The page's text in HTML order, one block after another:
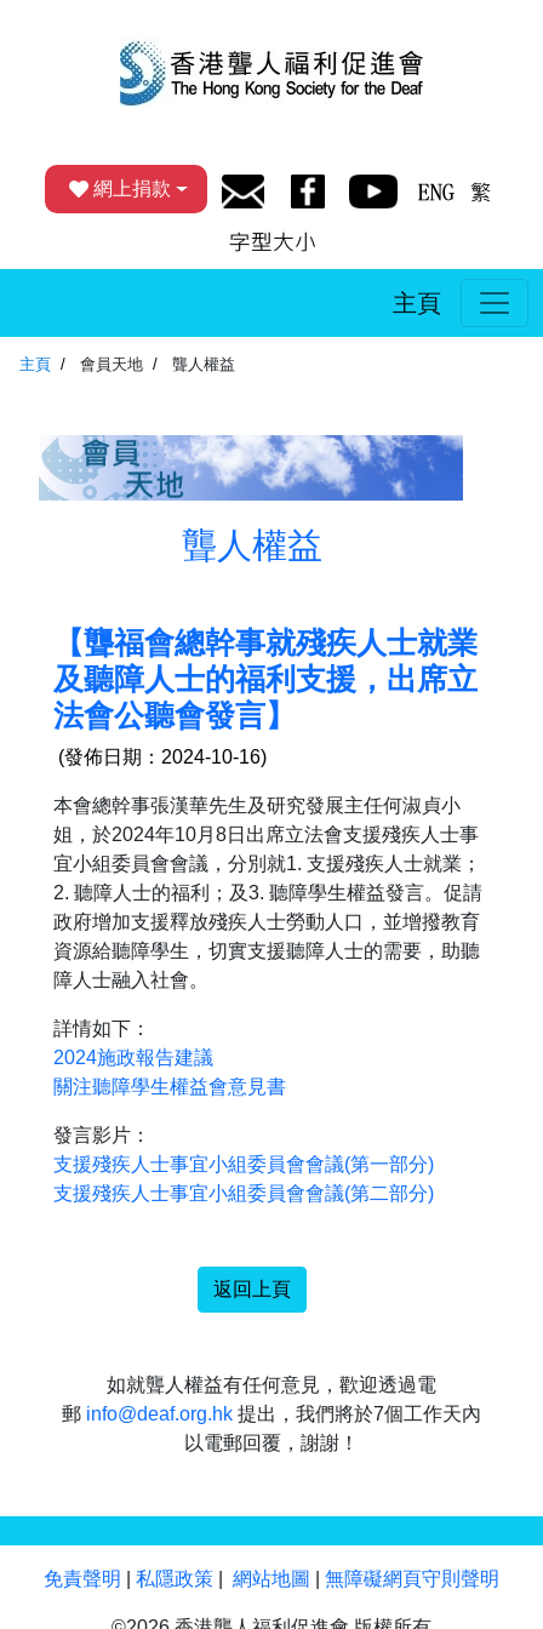
網上捐款
主頁
主頁 會員天地 聾人權益
聾人權益
【聾福會總幹事就殘疾人士就業
及聽障人士的福利支援，出席立
法會公聽會發言】
(發佈日期：2024-10-16)
本會總幹事張漢華先生及研究發展主任何淑貞小
姐，於2024年10月8日出席立法會支援殘疾人士事
宜小組委員會會議，分別就1. 支援殘疾人士就業；
2. 聽障人士的福利；及3. 聽障學生權益發言。促請
政府增加支援釋放殘疾人士勞動人口，並增撥教育
資源給聽障學生，切實支援聽障人士的需要，助聽
障人士融入社會。
詳情如下：
2024施政報告建議
關注聽障學生權益會意見書
發言影片：
支援殘疾人士事宜小組委員會會議(第一部分)
支援殘疾人士事宜小組委員會會議(第二部分)
返回上頁
如就聾人權益有任何意見，歡迎透過電
郵 info@deaf.org.hk 提出，我們將於7個工作天內
以電郵回覆，謝謝！
免責聲明 私隱政策 網站地圖 無障礙網頁守則聲明